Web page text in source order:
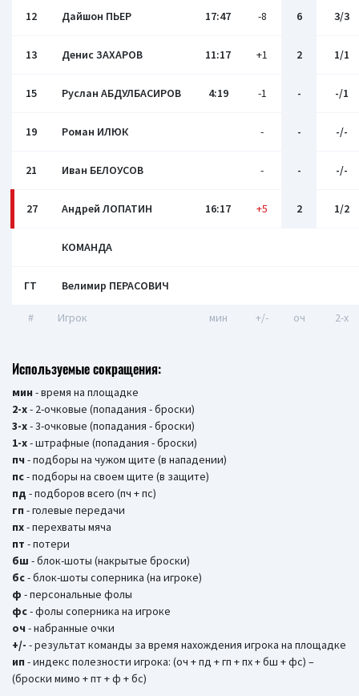
12 Дайшон ПЬЕР 17:47 -8 6 3/3
13 Денис ЗАХАРОВ 11:17 +1 2 1/1
15 Руслан АБДУЛБАСИРОВ 4:19 -1 - -/1
19 Роман ИЛЮК - - -/-
21 Иван БЕЛОУСОВ - - -/-
27 Андрей ЛОПАТИН 16:17 +5 2 1/2
КОМАНДА
ГТ Велимир ПЕРАСОВИЧ
# Игрок мин +/- оч 2-x
Используемые сокращения:
мин - время на площадке
2-х- 2-очковые (попадания - броски)
3-х- 3-очковые (попадания - броски)
1-х- штрафные (попадания - броски)
пч - подборы на чужом щите (в нападении)
пс- подборы на своем щите (в защите)
пд - подборов всего (пч + пс)
гп - голевые передачи
пх- перехваты мяча
пт - потери
бш - блок-шоты (накрытые броски)
бc- блок-шоты соперника (на игроке)
ф - персональные фолы
фс- фолы соперника на игроке
оч - набранные очки
+/- - результат команды за время нахождения игрока на площадке
ип - индекс полезности игрока: (оч + пд + гп + пх + бш + фс) –
(броски мимо + пт + ф + бс)